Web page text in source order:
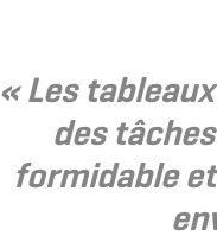
« Les
des
formidable